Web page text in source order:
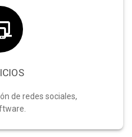
de redes sociales,